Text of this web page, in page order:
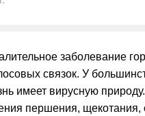
заболевание
связок. У
имеет вирусную
першения, щекотания,